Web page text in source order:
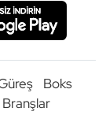
Boks